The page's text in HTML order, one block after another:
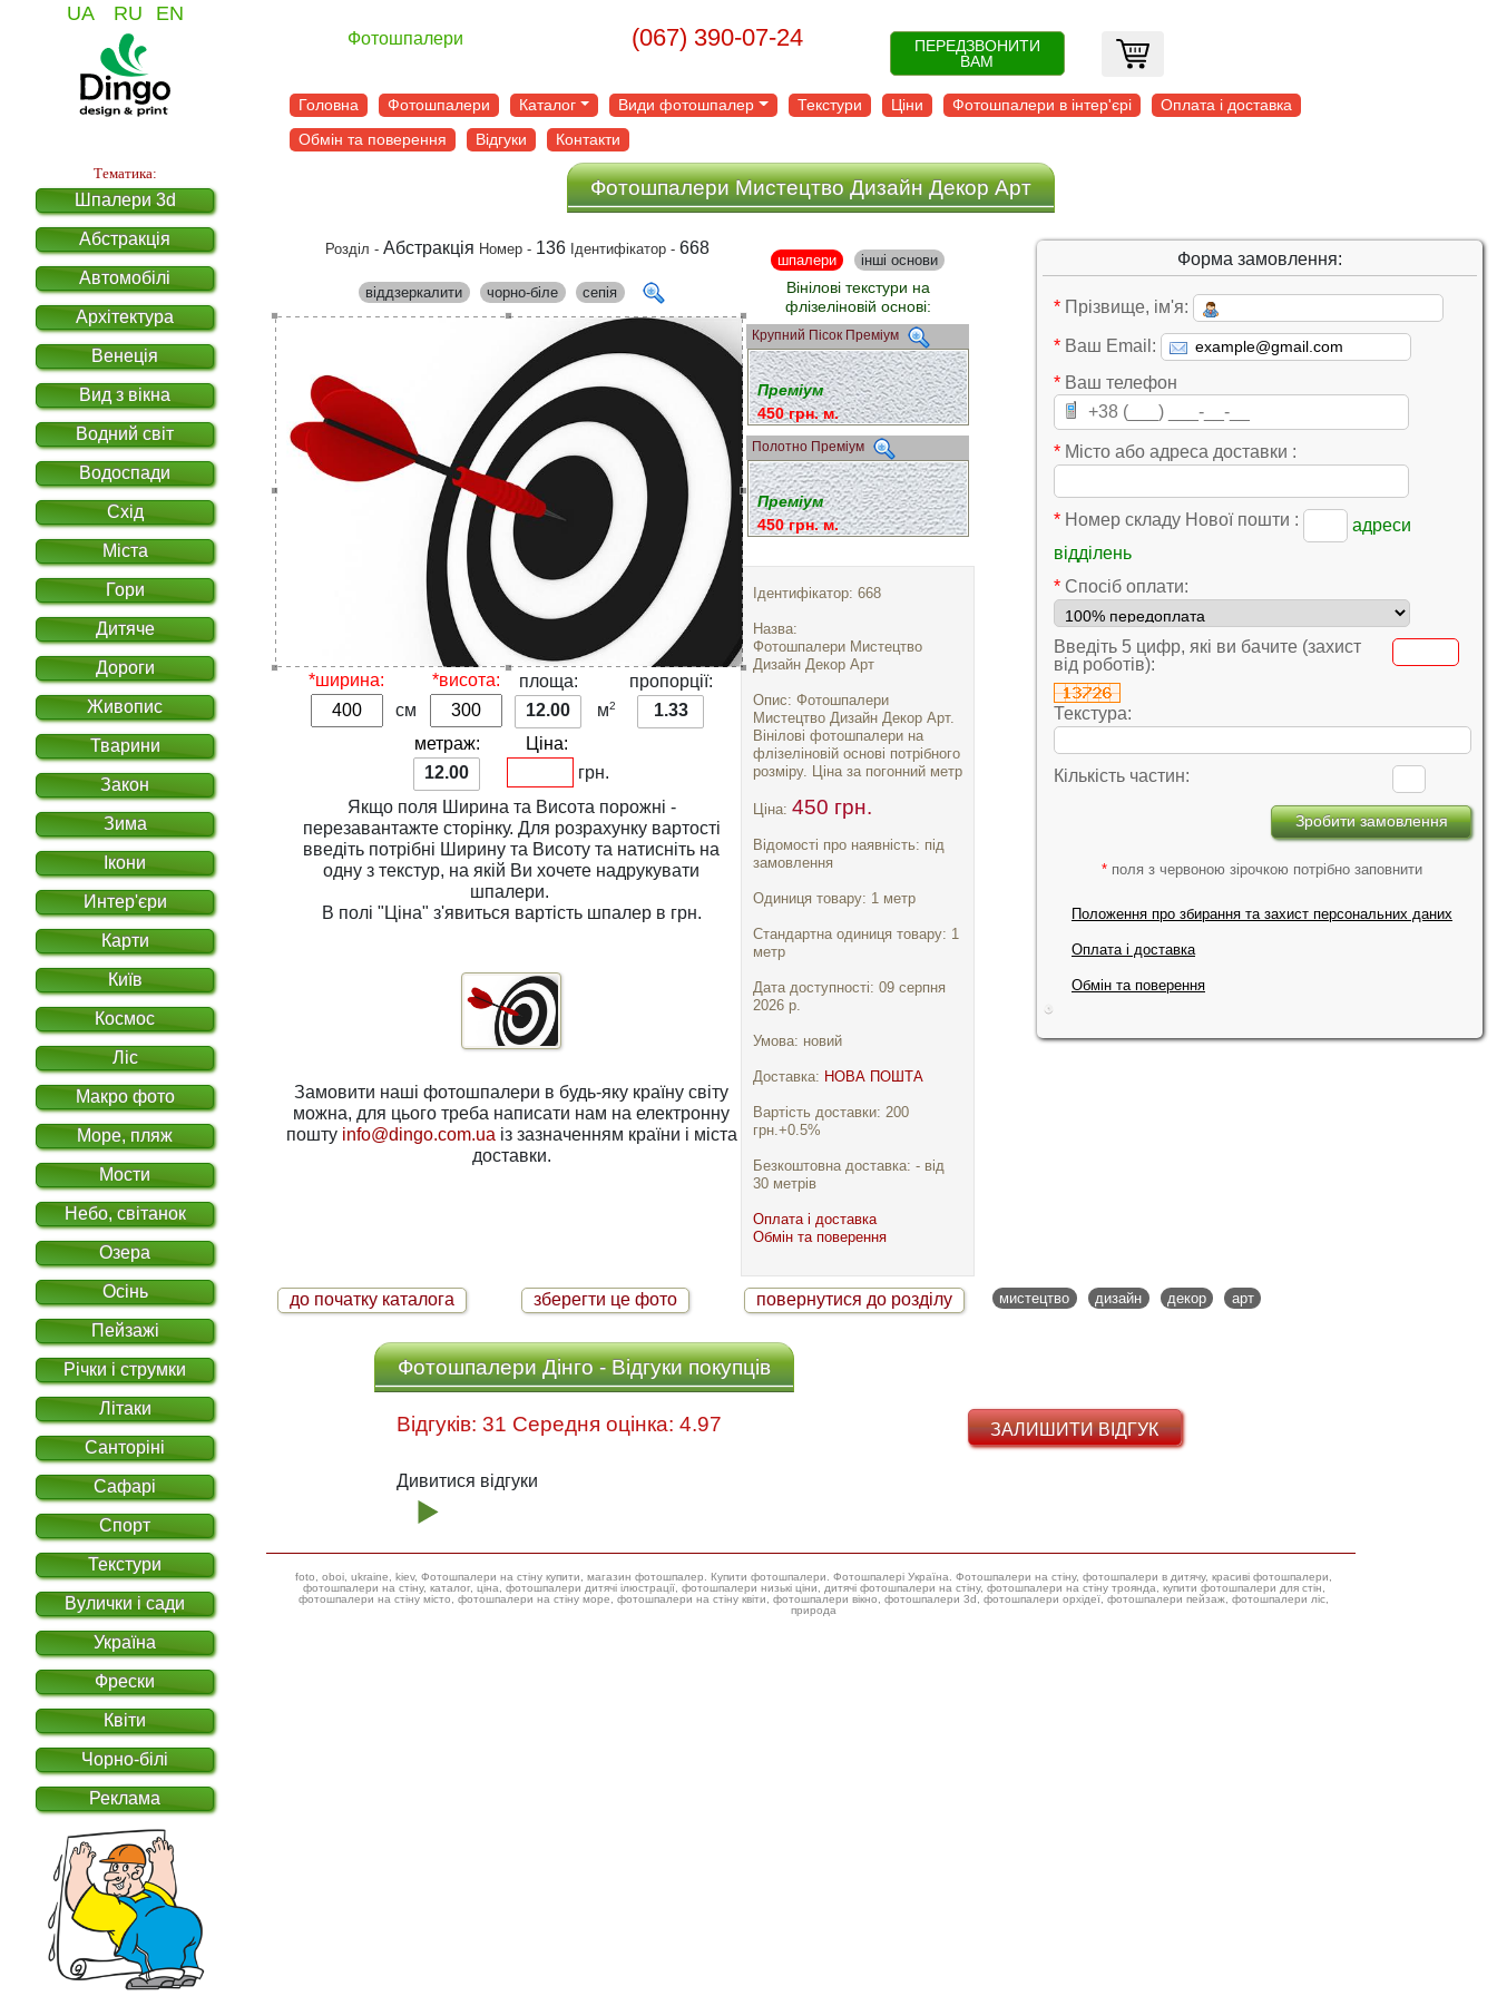
UA RU EN
Фотошпалери (067) 390-07-24
ПЕРЕДЗВОНИТИ
ВАМ
Головна Фотошпалери Каталог Види фотошпалер Текстури Ціни Фотошпалери в інтер'єрі
Оплата і доставка
Обмін та поверення
Відгуки Контакти
Тематика:
Шпалери 3d
Абстракція
Автомобілі
Архітектура
Венеція
Вид з вікна
Водний світ
Водоспади
Схід
Міста
Гори
Дитяче
Дороги
Живопис
Тварини
Закон
Зима
Ікони
Интер'єри
Карти
Київ
Космос
Ліс
Макро фото
Море, пляж
Мости
Небо, світанок
Озера
Осінь
Пейзажі
Річки і струмки
Літаки
Санторіні
Сафарі
Спорт
Текстури
Вулички і сади
Україна
Фрески
Квіти
Чорно-білі
Реклама
Фотошпалери Мистецтво Дизайн Декор Арт
Розділ - Абстракція Номер - 136 Ідентифікатор - 668
віддзеркалити чорно-біле сепія
*ширина:
см
*висота:
площа:
12.00
м2
пропорції:
1.33
метраж:
12.00
Ціна:
грн.
Якщо поля Ширина та Висота порожні -
перезавантажте сторінку. Для розрахунку вартості
введіть потрібні Ширину та Висоту та натисніть на
одну зтекстур, на якій Ви хочете надрукувати
шпалери.
В полі "Ціна" з'явиться вартість шпалер в грн.
Замовити наші фотошпалери в будь-яку країну світу
можна, для цього треба написати нам на електронну
пошту info@dingo.com.ua із зазначенням країни і міста
доставки.
шпалери інші основи
Вінілові текстури на
флізеліновій основі:
Крупний Пісок Преміум
Преміум
450 грн. м.
Полотно Преміум
Преміум
450 грн. м.
Ідентифікатор: 668
Назва:
Фотошпалери Мистецтво
Дизайн Декор Арт
Опис: Фотошпалери
Мистецтво Дизайн Декор Арт.
Вінілові фотошпалери на
флізеліновій основі потрібного
розміру. Ціна за погонний метр
Ціна: 450 грн.
Відомості про наявність: під
замовлення
Одиниця товару: 1 метр
Стандартна одиниця товару: 1
метр
Дата доступності: 09 серпня
2026 р.
Умова: новий
Доставка: НОВА ПОШТА
Вартість доставки: 200
грн.+0.5%
Безкоштовна доставка: - від
30 метрів
Оплата і доставка
Обмін та поверення
Форма замовлення:
* Прізвище, ім'я:
* Ваш Email:
* Ваш телефон
* Місто або адреса доставки :
* Номер складу Нової пошти :
адреси
відділень
* Cпосіб оплати:
Введіть 5 цифр, які ви бачите (захист
від роботів):
Текстура:
Кількість частин:
* поля з червоною зірочкою потрібно заповнити
Положення про збирання та захист персональних даних
Оплата і доставка
Обмін та поверення
до початку каталога зберегти це фото повернутися до розділу мистецтво дизайн декор арт
Фотошпалери Дінго - Відгуки покупців
ЗАЛИШИТИ ВІДГУК
Відгуків: 31 Середня оцінка: 4.97
Дивитися відгуки
foto, oboi, ukraine, kiev, Фотошпалери на стіну купити, магазин фотошпалер. Купити фотошпалери. Фотошпалері Україна. Фотошпалери на стіну, фотошпалери в дитячу, красиві фотошпалери,
фотошпалери на стіну, каталог, ціна, фотошпалери дитячі ілюстрації, фотошпалери низькі ціни, дитячі фотошпалери на стіну, фотошпалери на стіну троянда, купити фотошпалери для стін,
фотошпалери на стіну місто, фотошпалери на стіну море, фотошпалери на стіну квіти, фотошпалери вікно, фотошпалери 3d, фотошпалери орхідеї, фотошпалери пейзаж, фотошпалери ліс,
природа